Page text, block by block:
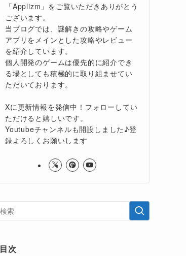
「Applizm」をご覧いただきありがとう
ございます。
当ブログでは、謎解きの攻略やゲーム
アプリをメインとした攻略やレビュー
を紹介しています。
個人開発のゲームは優先的に紹介でき
る場としても積極的に取り組ませてい
ただいております。
Xに更新情報を発信中！フォローしてい
ただけると嬉しいです。
Youtubeチャンネルも開設しました♪登
録よろしくお願いします
目次